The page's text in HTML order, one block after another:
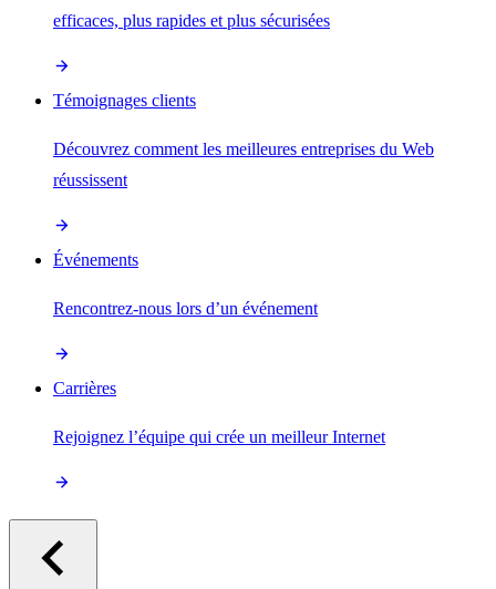
efficaces, plus rapides et plus sécurisées
Témoignages clients
Découvrez comment les meilleures entreprises du Web
réussissent
Événements
Rencontrez-nous lors d’un événement
Carrières
Rejoignez l’équipe qui crée un meilleur Internet